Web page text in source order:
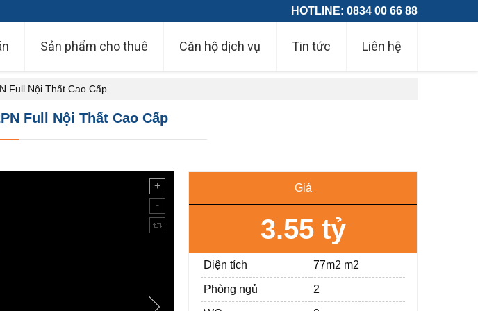
HOTLINE: 0834 00 66 88
Sản phẩm cho thuê Căn hộ dịch vụ Tin tức Liên hệ
Full Nội Thất Cao Cấp
Full Nội Thất Cao Cấp
Giá
3.55 tỷ
Diện tích 77m2 m2
Phòng ngủ 2